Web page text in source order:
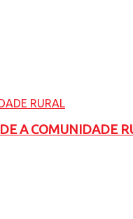
A COMUNIDADE